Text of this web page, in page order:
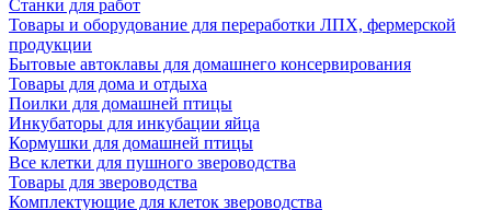
Станки для работ
Товары и оборудование для переработки ЛПХ, фермерской
продукции
Бытовые автоклавы для домашнего консервирования
Товары для дома и отдыха
Поилки для домашней птицы
Инкубаторы для инкубации яйца
Кормушки для домашней птицы
Все клетки для пушного звероводства
Товары для звероводства
Комплектующие для клеток звероводства